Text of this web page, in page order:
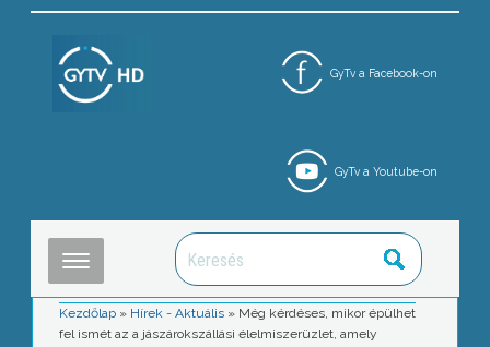
GyTv a Facebook-on
GyTv a Youtube-on
Kezdőlap » Hírek - Aktuális » Még kérdéses, mikor épülhet
fel ismét az a jászárokszállási élelmiszerüzlet, amely